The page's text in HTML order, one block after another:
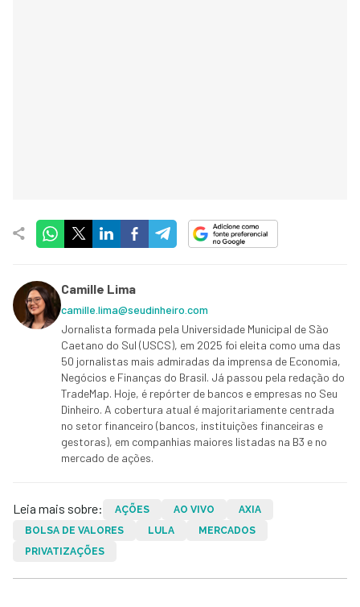
Camille Lima
camille.lima@seudinheiro.com
Jornalista formada pela Universidade Municipal de São
Caetano do Sul (USCS), em 2025 foi eleita como uma das
50 jornalistas mais admiradas da imprensa de Economia,
Negócios e Finanças do Brasil. Já passou pela redação do
TradeMap. Hoje, é repórter de bancos e empresas no Seu
Dinheiro. A cobertura atual é majoritariamente centrada
no setor financeiro (bancos, instituições financeiras e
gestoras), em companhias maiores listadas na B3 e no
mercado de ações.
Leia mais sobre: AÇÕES AO VIVO
AXIA
BOLSA DE VALORES
LULA
MERCADOS
PRIVATIZAÇÕES